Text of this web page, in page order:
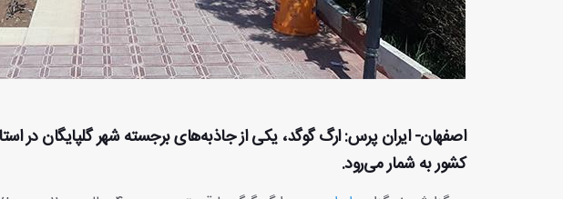
اصفهان- ایران پرس: ارگ گوگد، یکی از جاذبه‌های برجسته شهر گلپایگان در
کشور به شمار می‌رود.